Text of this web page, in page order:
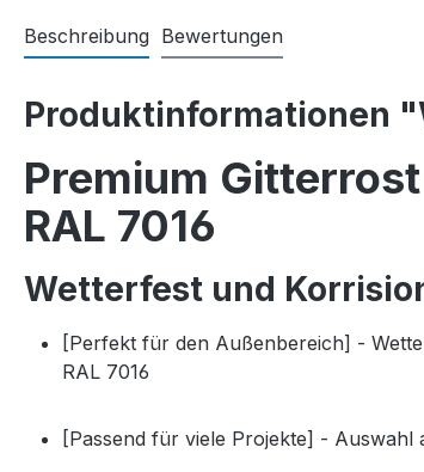
Beschreibung Bewertungen
Produktinformationen
Premium
RAL 7016
Wetterfest und
[Perfekt für den Außenbereich] -
RAL 7016
[Passend für viele Projekte] - Auswahl